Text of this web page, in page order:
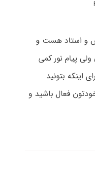
و استاد هست و
پیام نور کمی
اینکه بتونید
فعال باشید و